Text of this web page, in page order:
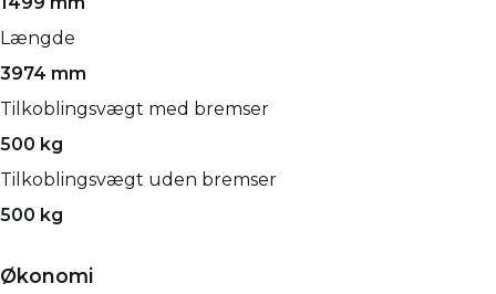
Længde
3974 mm
Tilkoblingsvægt med bremser
500 kg
Tilkoblingsvægt uden bremser
500 kg
Økonomi